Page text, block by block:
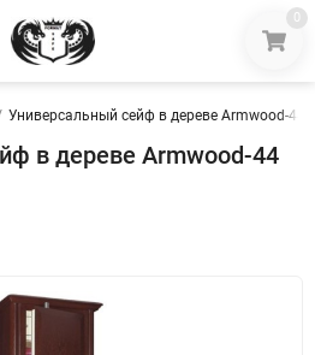
0
Универсальный сейф в дереве Armwood-44
в дереве Armwood-44